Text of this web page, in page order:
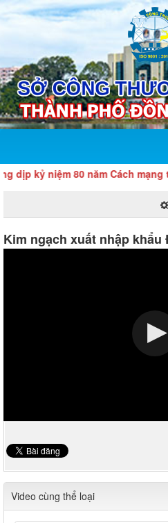
80 năm Cách mạng tháng Tám
Kim ngạch xuất nhập
Video cùng thể loại